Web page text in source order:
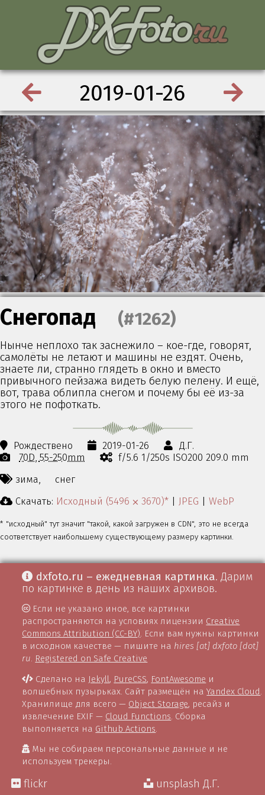
2019-01-26
Снегопад (#1262)
Нынче неплохо так заснежило – кое-где, говорят,
самолёты не летают и машины не ездят. Очень,
знаете ли, странно глядеть в окно и вместо
привычного пейзажа видеть белую пелену. И ещё,
вот, трава облипла снегом и почему бы её из-за
этого не пофоткать.
Рождествено 2019-01-26
Д.Г.
70D 55-250mm
f/5.6 1/250s ISO200 209.0 mm
зима,
снег
Скачать: Исходный (5496 ⨉ 3670)* | JPEG | WebP
* "исходный" тут значит "такой, какой загружен в CDN", это не всегда
соответствует наибольшему существующему размеру картинки.
dxfoto.ru – ежедневная картинка. Дарим
по картинке в день из наших архивов.
Если не указано иное, все картинки
распространяются на условиях лицензии Creative
Commons Attribution (CC-BY). Если вам нужны картинки
в исходном качестве — пишите на hires [at] dxfoto [dot]
ru. Registered on Safe Creative
Сделано на Jekyll, PureCSS, FontAwesome и
волшебных пузырьках. Сайт размещён наYandex Cloud
Хранилище для всего — Object Storage, ресайз и
извлечение EXIF — Cloud Functions . Сборка
выполняется на Github Actions
Мы не собираем персональные данные и не
используем трекеры.
flickr unsplash Д.Г.